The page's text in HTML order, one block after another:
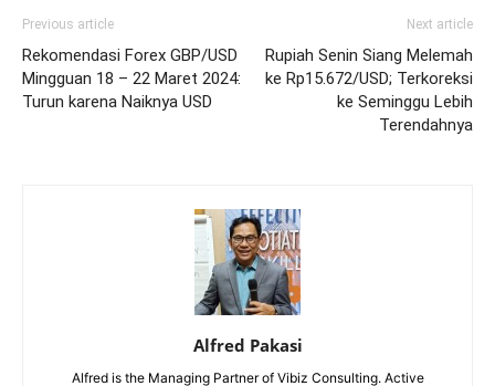
Previous article
Rekomendasi Forex GBP/USD
Mingguan 18 – 22 Maret 2024:
Turun karena Naiknya USD
Next article
Rupiah Senin Siang Melemah
ke Rp15.672/USD; Terkoreksi
ke Seminggu Lebih
Terendahnya
Alfred Pakasi
Alfred is the Managing Partner of Vibiz Consulting. Active